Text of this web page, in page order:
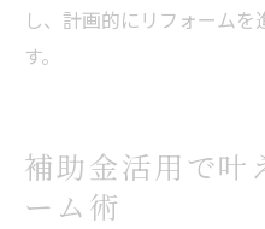
し、計画的にリフォーム
す。
補助金活用で叶
ーム術